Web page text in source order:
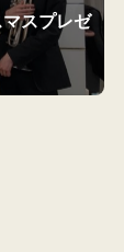
スプレゼ